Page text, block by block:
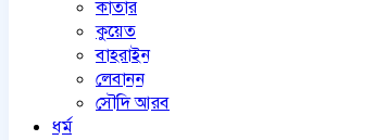
কাতার
কুয়েত
বাহরাইন
লেবানন
সৌদি আরব
ধর্ম